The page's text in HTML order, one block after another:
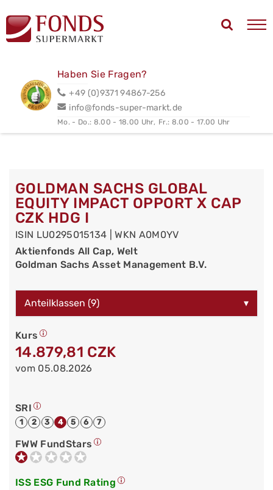
Haben Sie Fragen?
+49 (0)9371 94867-256
info@fonds-super-markt.de
Mo. - Do.: 8.00 - 18.00 Uhr, Fr.: 8.00 - 17.00 Uhr
GOLDMAN SACHS GLOBAL
EQUITY IMPACT OPPORT X CAP
CZK HDG I
ISIN LU0295015134 | WKN A0M0YV
Aktienfonds All Cap, Welt
Goldman Sachs Asset Management B.V.
Anteilklassen (9) ▾
Kurs
14.879,81 CZK
vom 05.08.2026
SRI
1 2 3 4 5 6 7
FWW FundStars
ISS ESG Fund Rating